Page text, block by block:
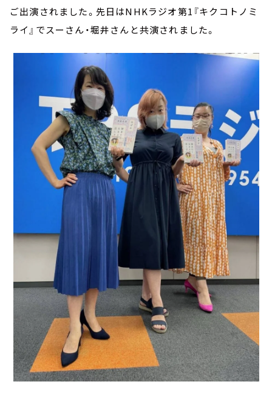
ご出演されました。先日はNHKラジオ第1『キクコトノミ
ライ』でスーさん・堀井さんと共演されました。